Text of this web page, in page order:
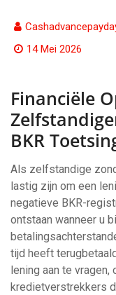
14 Mei 2026
Financiële
BKR
Als zelfstandige
lastig zijn om een
negatieve BKR-
ontstaan wanneer u
tijd heeft
lening aan te
kredietverstrekkers